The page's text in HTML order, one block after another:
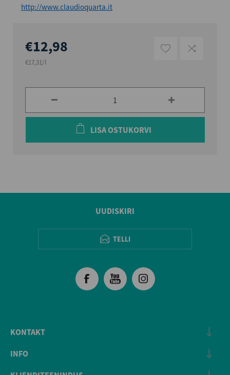
http://www.claudioquarta.it
€12,98
€17,31/l
LISA OSTUKORVI
UUDISKIRI
TELLI
KONTAKT
INFO